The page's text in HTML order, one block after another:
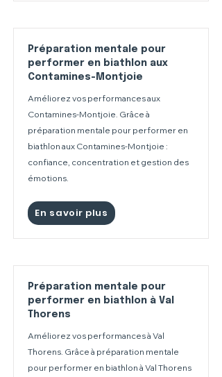
Préparation mentale pour
performer en biathlon aux
Contamines-Montjoie
Améliorez vos performances aux
Contamines-Montjoie. Grâce à
préparation mentale pour performer en
biathlon aux Contamines-Montjoie :
confiance, concentration et gestion des
émotions.
En savoir plus
Préparation mentale pour
performer en biathlon à Val
Thorens
Améliorez vos performances à Val
Thorens. Grâce à préparation mentale
pour performer en biathlon à Val Thorens